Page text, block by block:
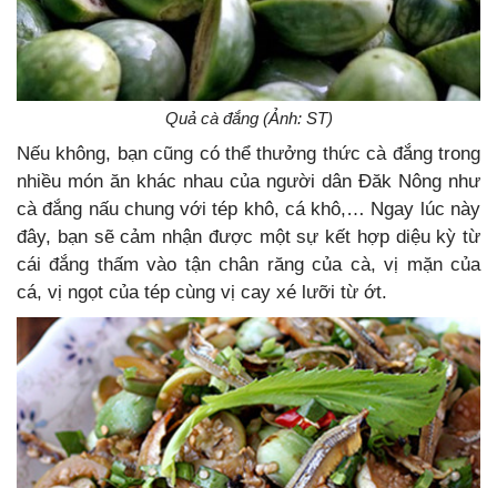
Quả cà đắng (Ảnh: ST)
Nếu không, bạn cũng có thể thưởng thức cà đắng trong
nhiều món ăn khác nhau của người dân Đăk Nông như
cà đắng nấu chung với tép khô, cá khô,… Ngay lúc này
đây, bạn sẽ cảm nhận được một sự kết hợp diệu kỳ từ
cái đắng thấm vào tận chân răng của cà, vị mặn của
cá, vị ngọt của tép cùng vị cay xé lưỡi từ ớt.